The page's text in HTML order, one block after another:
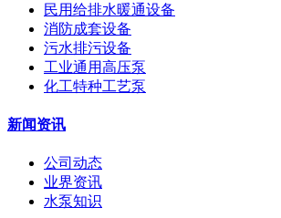
民用给排水暖通设备
消防成套设备
污水排污设备
工业通用高压泵
化工特种工艺泵
新闻资讯
公司动态
业界资讯
水泵知识